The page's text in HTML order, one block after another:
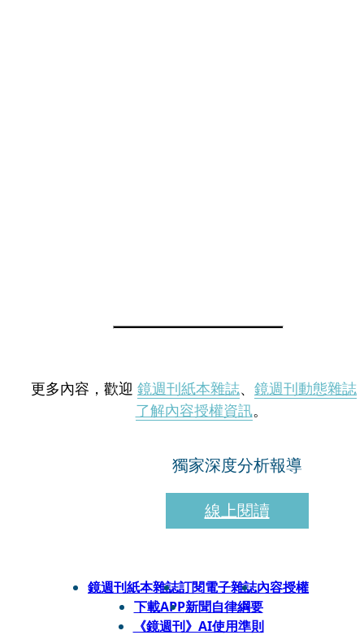
更多內容，歡迎 鏡週刊紙本雜誌、 鏡週刊動態雜誌
了解內容授權資訊。
獨家深度分析報導
線上閱讀
鏡週刊紙本雜誌訂閱電子雜誌內容授權
下載APP新聞自律綱要
《鏡週刊》AI使用準則